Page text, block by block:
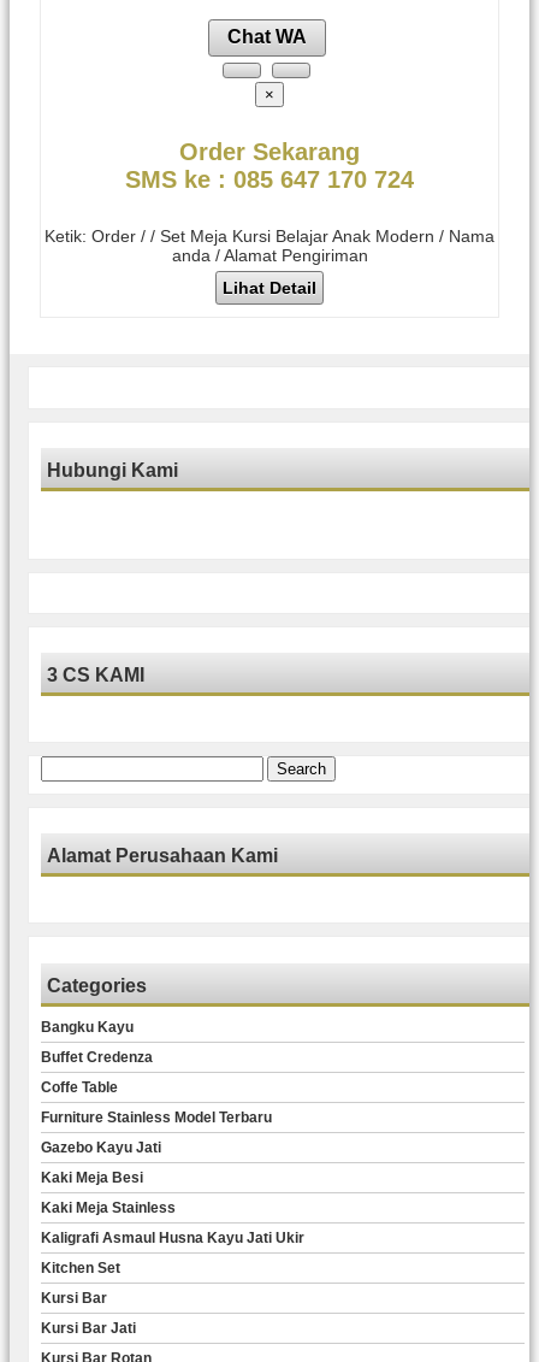
Chat WA
×
Order Sekarang
SMS ke : 085 647 170 724
Ketik: Order / / Set Meja Kursi Belajar Anak Modern / Nama
anda / Alamat Pengiriman
Lihat Detail
Hubungi Kami
3 CS KAMI
for:
Alamat Perusahaan Kami
Categories
Bangku Kayu
Buffet Credenza
Coffe Table
Furniture Stainless Model Terbaru
Gazebo Kayu Jati
Kaki Meja Besi
Kaki Meja Stainless
Kaligrafi Asmaul Husna Kayu Jati Ukir
Kitchen Set
Kursi Bar
Kursi Bar Jati
Kursi Bar Rotan